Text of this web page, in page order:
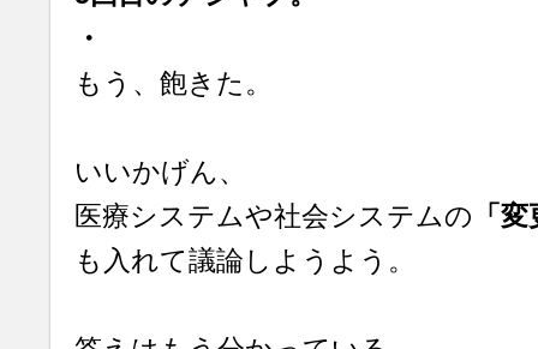
・
もう、飽きた。
いいかげん、
医療システムや社会システムの 「
も入れて議論しようよう。